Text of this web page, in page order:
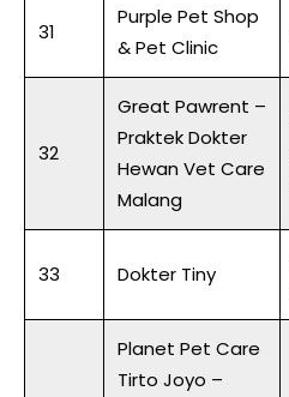
31
Purple Pet Shop
& Pet Clinic
32
Great Pawrent –
Praktek Dokter
Hewan Vet Care
Malang
33 Dokter Tiny
Planet Pet Care
Tirto Joyo –